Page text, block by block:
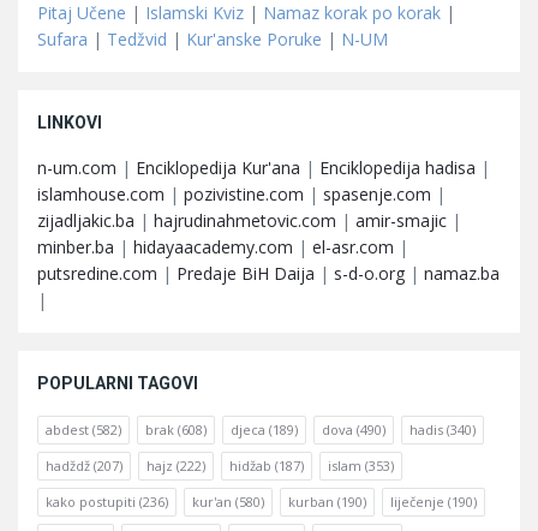
Pitaj Učene | Islamski Kviz | Namaz korak po korak |
Sufara | Tedžvid | Kur'anske Poruke | N-UM
LINKOVI
n-um.com | Enciklopedija Kur'ana | Enciklopedija hadisa |
islamhouse.com | pozivistine.com | spasenje.com |
zijadljakic.ba | hajrudinahmetovic.com | amir-smajic |
minber.ba | hidayaacademy.com | el-asr.com |
putsredine.com | Predaje BiH Daija | s-d-o.org | namaz.ba
|
POPULARNI TAGOVI
abdest (582) brak (608) djeca (189) dova (490) hadis (340)
hadždž (207) hajz (222) hidžab (187) islam (353)
kako postupiti (236) kur'an (580) kurban (190) liječenje (190)